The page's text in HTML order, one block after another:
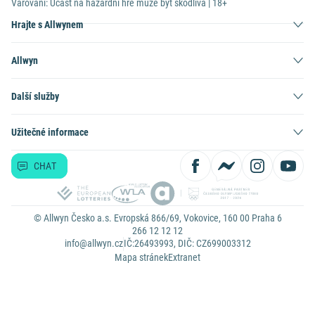
Varování: Účast na hazardní hře může být škodlivá | 18+
Hrajte s Allwynem
Allwyn
Další služby
Užitečné informace
CHAT
© Allwyn Česko a.s. Evropská 866/69, Vokovice, 160 00 Praha 6
266 12 12 12
info@allwyn.czIČ:26493993, DIČ: CZ699003312
Mapa stránekExtranet